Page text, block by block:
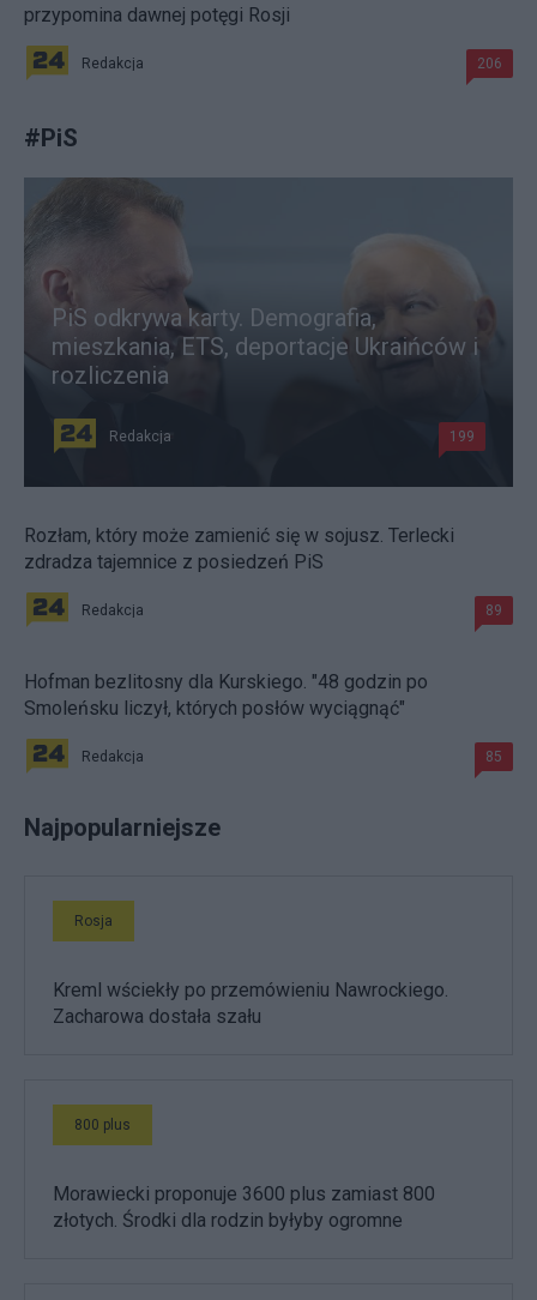
przypomina dawnej potęgi Rosji
Redakcja 206
#PiS
PiS odkrywa karty. Demografia,
mieszkania, ETS, deportacje Ukraińców i
rozliczenia
Redakcja 199
Rozłam, który może zamienić się w sojusz. Terlecki
zdradza tajemnice z posiedzeń PiS
Redakcja 89
Hofman bezlitosny dla Kurskiego. "48 godzin po
Smoleńsku liczył, których posłów wyciągnąć"
Redakcja 85
Najpopularniejsze
Rosja
Kreml wściekły po przemówieniu Nawrockiego.
Zacharowa dostała szału
800 plus
Morawiecki proponuje 3600 plus zamiast 800
złotych. Środki dla rodzin byłyby ogromne